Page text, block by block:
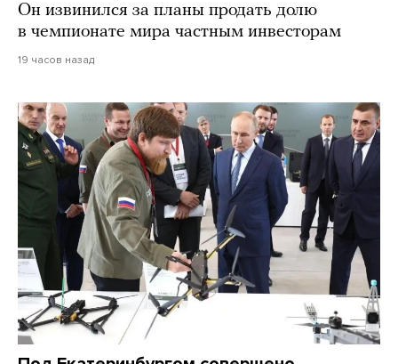
Он извинился за планы продать долю
в чемпионате мира частным инвесторам
19 часов назад